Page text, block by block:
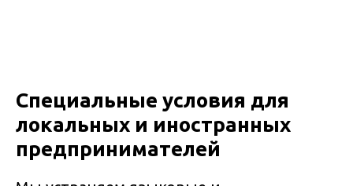
Специальные условия для
локальных и иностранных
предпринимателей